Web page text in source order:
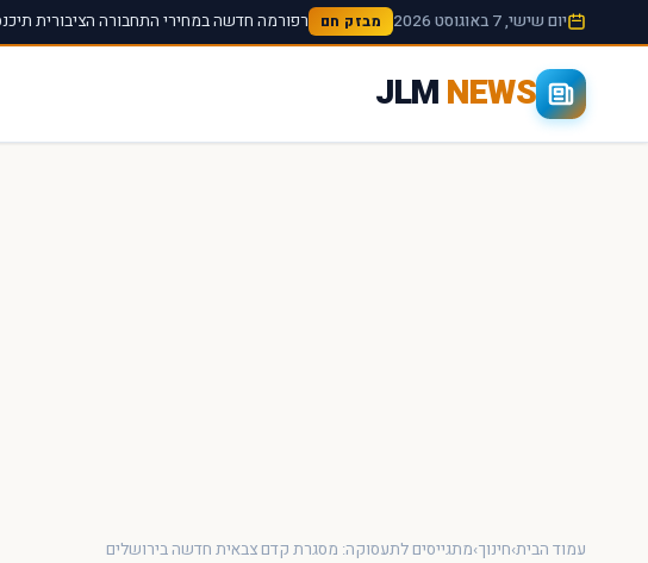
יום שישי, 7 באוגוסט 2026 מבזק חם רפורמה חדשה במחירי התחבורה הציבורית
JLMNEWS
עכשיו
עמוד הבית›חינוך›מתגייסים לתעסוקה: מסגרת קדם צבאית חדשה בירושלים